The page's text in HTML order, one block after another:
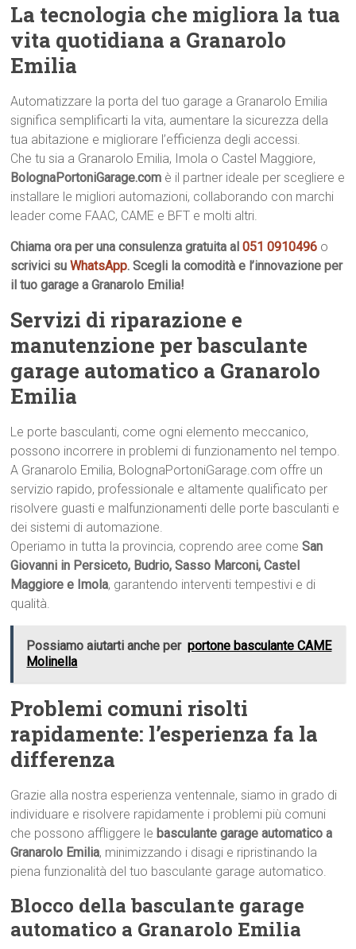
La tecnologia che migliora la tua
vita quotidiana a Granarolo
Emilia
Automatizzare la porta del tuo garage a Granarolo Emilia
significa semplificarti la vita, aumentare la sicurezza della
tua abitazione e migliorare l’efficienza degli accessi.
Che tu sia a Granarolo Emilia, Imola o Castel Maggiore,
BolognaPortoniGarage.com è il partner ideale per scegliere e
installare le migliori automazioni, collaborando con marchi
leader come FAAC, CAME e BFT e molti altri.
Chiama ora per una consulenza gratuita al051 0910496 o
scrivici suWhatsApp. Scegli la comodità e l’innovazione per
il tuo garage a Granarolo Emilia!
Servizi di riparazione e
manutenzione per basculante
garage automatico a Granarolo
Emilia
Le porte basculanti, come ogni elemento meccanico,
possono incorrere in problemi di funzionamento nel tempo.
A Granarolo Emilia, BolognaPortoniGarage.com offre un
servizio rapido, professionale e altamente qualificato per
risolvere guasti e malfunzionamenti delle porte basculanti e
dei sistemi di automazione.
Operiamo in tutta la provincia, coprendo aree comeSan
Giovanni in Persiceto, Budrio, Sasso Marconi, Castel
Maggiore e Imola, garantendo interventi tempestivi e di
qualità.
Possiamo aiutarti anche per portone basculante CAME
Molinella
Problemi comuni risolti
rapidamente: l’esperienza fa la
differenza
Grazie alla nostra esperienza ventennale, siamo in grado di
individuare e risolvere rapidamente i problemi più comuni
che possono affliggere le basculante garage automatico a
Granarolo Emilia, minimizzando i disagi e ripristinando la
piena funzionalità del tuo basculante garage automatico.
Blocco della basculante garage
automatico a Granarolo Emilia